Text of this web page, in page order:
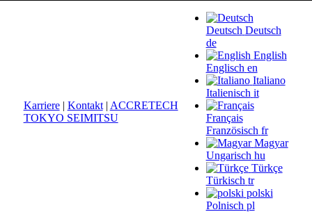
Deutsch Deutsch
de
English
Englisch en
Italiano
Italienisch it
Français
Französisch fr
Magyar
Ungarisch hu
Türkçe
Türkisch tr
polski
Polnisch pl
Karriere| Kontakt| ACCRETECH
TOKYO SEIMITSU